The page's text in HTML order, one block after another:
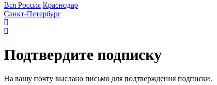
Вся Россия Краснодар
Санкт-Петербург
Подтвердите подписку
На вашу почту выслано письмо для подтверждения подписки.